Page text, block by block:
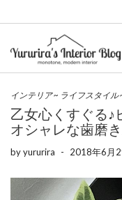
インテリア~ ライフスタイル
乙女心くすぐる♪
オシャレな歯磨
byyururira - 2018年6月